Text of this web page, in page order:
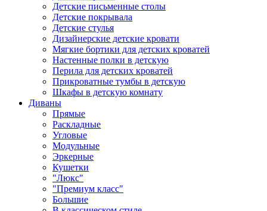
Детские письменные столы
Детские покрывала
Детские стулья
Дизайнерские детские кровати
Мягкие бортики для детских кроватей
Настенные полки в детскую
Перила для детских кроватей
Прикроватные тумбы в детскую
Шкафы в детскую комнату
Диваны
Прямые
Раскладные
Угловые
Модульные
Эркерные
Кушетки
"Люкс"
"Премиум класс"
Большие